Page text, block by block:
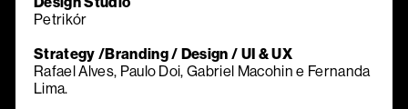
Petrikór
Strategy /Branding / Design / UI & UX
Rafael Alves, Paulo Doi, Gabriel Macohin e Fernanda
Lima.